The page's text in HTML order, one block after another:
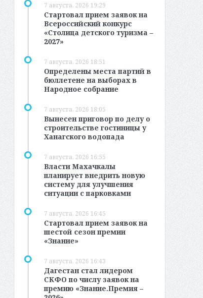
7 августа, 2026 19:29
Стартовал прием заявок на
Всероссийский конкурс
«Столица детского туризма –
2027»
7 августа, 2026 18:51
Определены места партий в
бюллетене на выборах в
Народное собрание
7 августа, 2026 18:05
Вынесен приговор по делу о
строительстве гостиницы у
Ханагского водопада
7 августа, 2026 16:55
Власти Махачкалы
планирует внедрить новую
систему для улучшения
ситуации с парковками
7 августа, 2026 16:45
Стартовал прием заявок на
шестой сезон премии
«Знание»
7 августа, 2026 16:43
Дагестан стал лидером
СКФО по числу заявок на
премию «Знание.Премия –